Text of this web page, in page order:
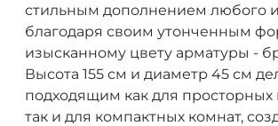
стильным дополнением любого
благодаря своим утонченным
изысканному цвету арматуры -
Высота 155 см и диаметр 45 см
подходящим как для
так и для компактных комнат,